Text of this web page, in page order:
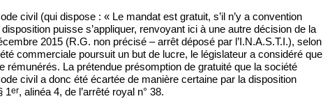
civil (qui dispose : « Le mandat est gratuit, s’il n’y a convention
puisse s’appliquer, renvoyant ici à une autre décision de la
2015 (R.G. non précisé – arrêt déposé par l’I.N.A.S.T.I.), selon
commerciale poursuit un but de lucre, le législateur a considéré que
rémunérés. La prétendue présomption de gratuité que la société
civil a donc été écartée de manière certaine par la disposition
1er, alinéa 4, de l’arrêté royal n° 38.